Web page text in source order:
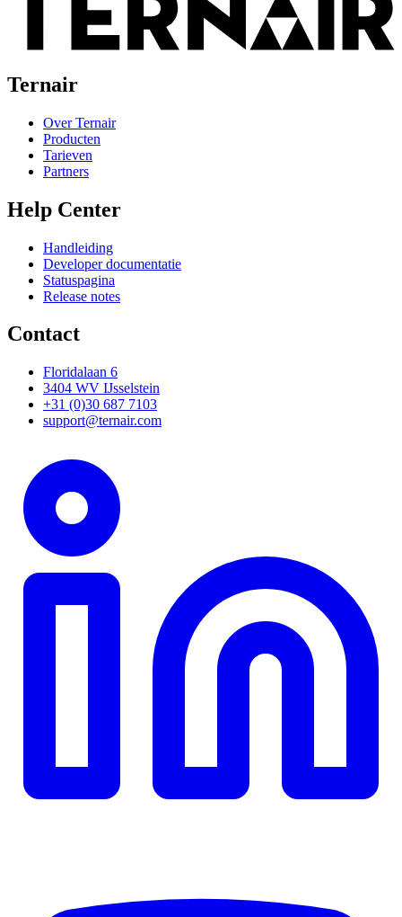
Ternair
Over Ternair
Producten
Tarieven
Partners
Help Center
Handleiding
Developer documentatie
Statuspagina
Release notes
Contact
Floridalaan 6
3404 WV IJsselstein
+31 (0)30 687 7103
support@ternair.com